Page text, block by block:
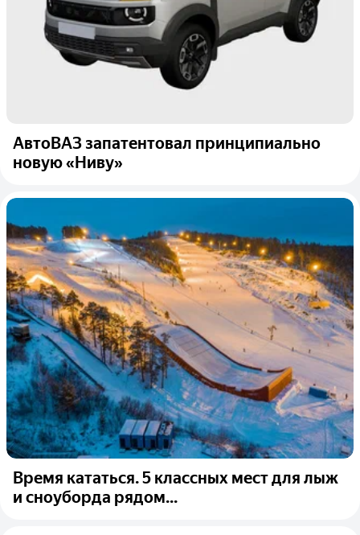
АвтоВАЗ запатентовал принципиально
новую «Ниву»
Время кататься. 5 классных мест для лыж
и сноуборда рядом...